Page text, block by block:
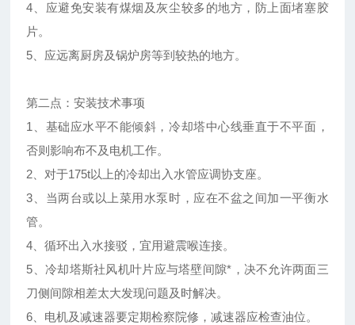
4、应避免安装有煤烟及灰尘较多的地方，防上面堵塞胶
片。
5、应远离厨房及锅炉房等到较热的地方。
第二点：安装技术事项
1、基础应水平不能倾斜，冷却塔中心线垂直于不平面，
否则影响布不及电机工作。
2、对于175t以上的冷却出入水管应调协支座。
3、当两台或以上菜用水泵时，应在不盆之间加一平衡水
管。
4、循环出入水接驳，宜用避震喉连接。
5、冷却塔斯社风机叶片应与塔壁间隙*，决不允许两面三
刀侧间隙相差太大发现问题及时解决。
6、电机及减速器要定期检察院修，减速器应检查油位。